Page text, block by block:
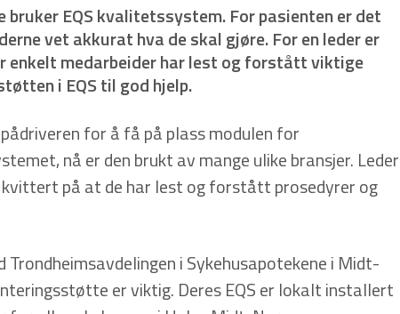
EQS kvalitetssystem. For pasienten er det
vet akkurat hva de skal gjøre.For en leder er
enkelt medarbeider har lest og forstått viktige
i EQS til god hjelp.
for å få på plass modulen for
nå er den brukt av mange ulike bransjer. Leder
på at de har lest og forstått prosedyrer og
i Sykehusapotekene i Midt-
er viktig. Deres EQS er lokalt installert